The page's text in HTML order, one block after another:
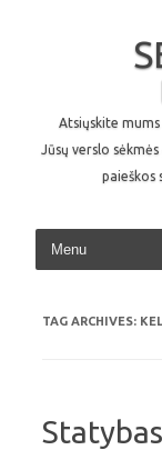
Atsiųskite
Jūsų verslo
paieškos
TAG ARCHIVES: